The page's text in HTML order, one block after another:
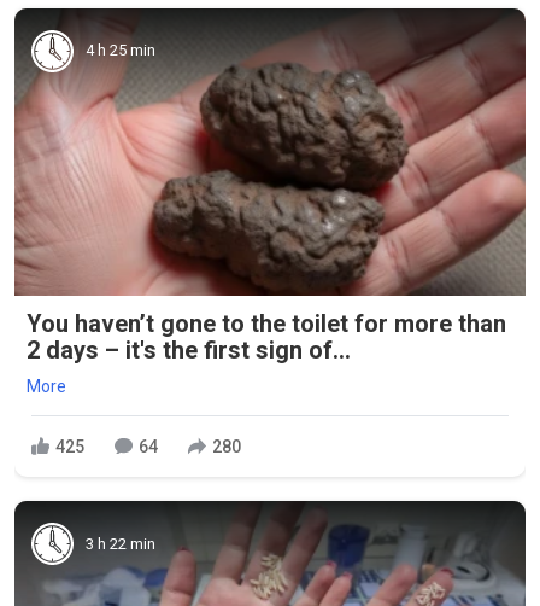
4 h 25 min
You haven’t gone to the toilet for more than
2 days – it's the first sign of...
More
425 64 280
3 h 22 min